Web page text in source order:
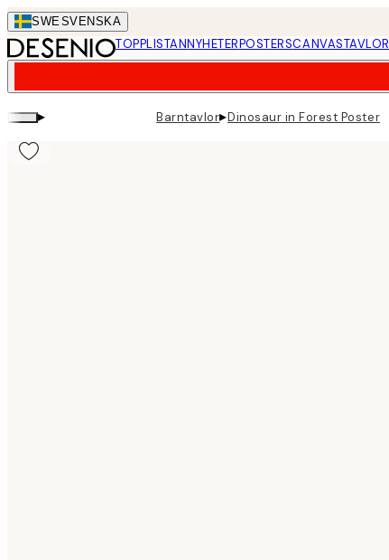
Skip
to
main
SWESVENSKA
TOPPLISTANNYHETERPOSTERSCANVASTAVLOR
▸ Barntavlor▸Dinosaur in Forest Poster